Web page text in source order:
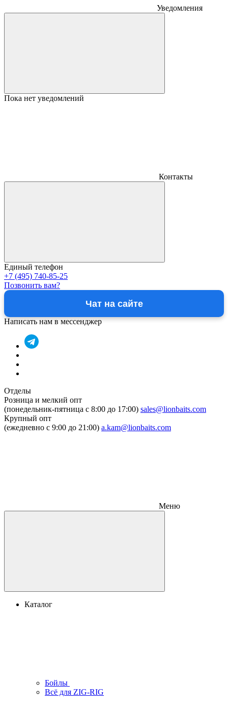
Уведомления
Пока нет уведомлений
Контакты
Единый телефон
+7 (495) 740-85-25
Позвонить вам?
Чат на сайте
Написать нам в мессенджер
Отделы
Розница и мелкий опт
(понедельник-пятница c 8:00 до 17:00) sales@lionbaits.com
Крупный опт
(ежедневно с 9:00 до 21:00) a.kam@lionbaits.com
Меню
Каталог
Бойлы
Всё для ZIG-RIG